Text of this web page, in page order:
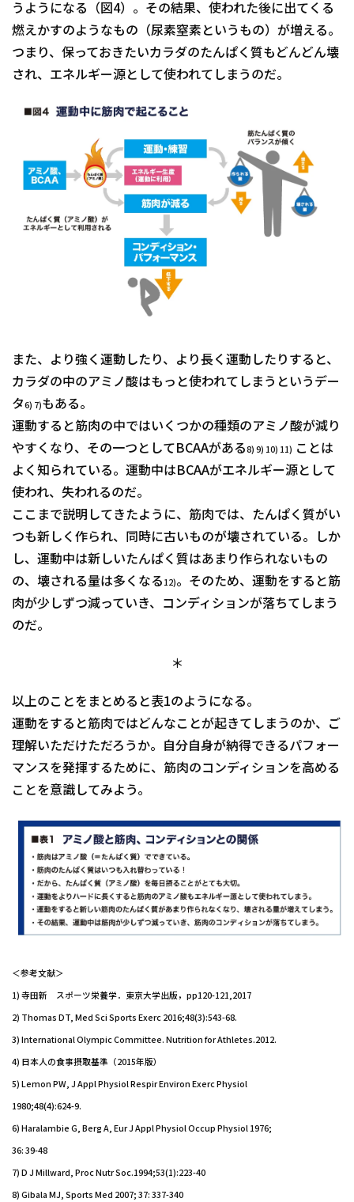
うようになる（図4）。その結果、使われた後に出てくる
燃えかすのようなもの（尿素窒素というもの）が増える。
つまり、保っておきたいカラダのたんぱく質もどんどん壊
され、エネルギー源として使われてしまうのだ。
また、より強く運動したり、より長く運動したりすると、
カラダの中のアミノ酸はもっと使われてしまうというデー
タ6) 7)もある。
運動すると筋肉の中ではいくつかの種類のアミノ酸が減り
やすくなり、その一つとしてBCAAがある8) 9) 10) 11) ことは
よく知られている。運動中はBCAAがエネルギー源として
使われ、失われるのだ。
ここまで説明してきたように、筋肉では、たんぱく質がい
つも新しく作られ、同時に古いものが壊されている。しか
し、運動中は新しいたんぱく質はあまり作られないもの
の、壊される量は多くなる 12)。そのため、運動をすると筋
肉が少しずつ減っていき、コンディションが落ちてしまう
のだ。
＊
以上のことをまとめると表1のようになる。
運動をすると筋肉ではどんなことが起きてしまうのか、ご
理解いただけただろうか。自分自身が納得できるパフォー
マンスを発揮するために、筋肉のコンディションを高める
ことを意識してみよう。
＜参考文献＞
1) 寺田新 スポーツ栄養学．東京大学出版，pp120-121,2017
2) Thomas DT, Med Sci Sports Exerc 2016;48(3):543-68.
3) International Olympic Committee. Nutrition for Athletes.2012.
4) 日本人の食事摂取基準（2015年版）
5) Lemon PW, J Appl Physiol Respir Environ Exerc Physiol
1980;48(4):624-9.
6) Haralambie G, Berg A, Eur J Appl Physiol Occup Physiol 1976;
36: 39-48
7) D J Millward, Proc Nutr Soc.1994;53(1):223-40
8) Gibala MJ, Sports Med 2007; 37: 337-340